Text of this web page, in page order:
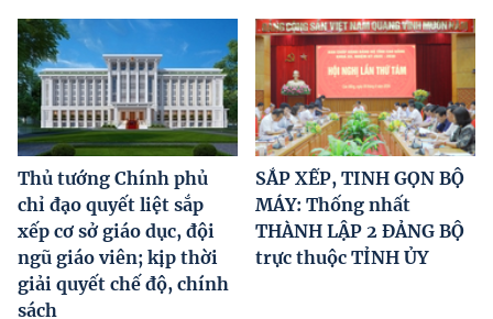
Thủ tướng Chính phủ
chỉ đạo quyết liệt sắp
xếp cơ sở giáo dục, đội
ngũ giáo viên; kịp thời
giải quyết chế độ, chính
sách
SẮP XẾP, TINH GỌN BỘ
MÁY: Thống nhất
THÀNH LẬP 2 ĐẢNG BỘ
trực thuộc TỈNH ỦY